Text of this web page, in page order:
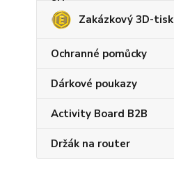
Zakázkový 3D-tisk
Ochranné pomůcky
Dárkové poukazy
Activity Board B2B
Držák na router